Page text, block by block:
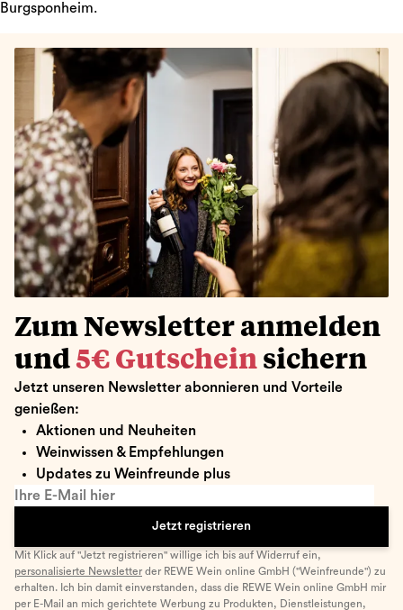
Burgsponheim.
Zum Newsletter anmelden
und 5€ Gutschein sichern
Jetzt unseren Newsletter abonnieren und Vorteile
genießen:
Aktionen und Neuheiten
Weinwissen & Empfehlungen
Updates zu Weinfreunde plus
Ihre E-Mail hier
Jetzt registrieren
Mit Klick auf "Jetzt registrieren" willige ich bis auf Widerruf ein,
personalisierte Newsletter der REWE Wein online GmbH ("Weinfreunde") zu
erhalten. Ich bin damit einverstanden, dass die REWE Wein online GmbH mir
per E-Mail an mich gerichtete Werbung zu Produkten, Dienstleistungen,